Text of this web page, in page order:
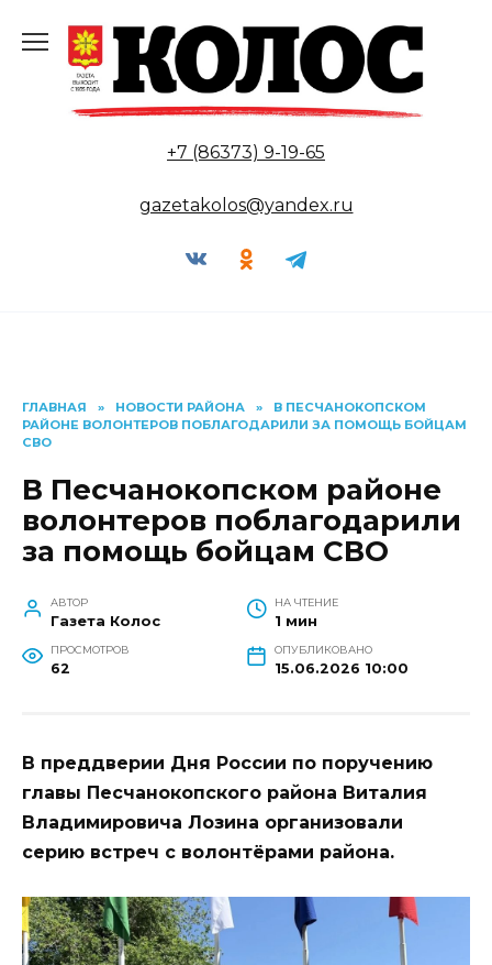
содержанию
+7 (86373) 9-19-65
gazetakolos@yandex.ru
ГЛАВНАЯ » НОВОСТИ РАЙОНА »
В ПЕСЧАНОКОПСКОМ
РАЙОНЕ ВОЛОНТЕРОВ ПОБЛАГОДАРИЛИ ЗА ПОМОЩЬ БОЙЦАМ
СВО
В Песчанокопском районе
волонтеров поблагодарили
за помощь бойцам СВО
АВТОР
Газета Колос
НА ЧТЕНИЕ
1 мин
ПРОСМОТРОВ
62
ОПУБЛИКОВАНО
15.06.2026 10:00
В преддверии Дня России по поручению
главы Песчанокопского района Виталия
Владимировича Лозина организовали
серию встреч с волонтёрами района.